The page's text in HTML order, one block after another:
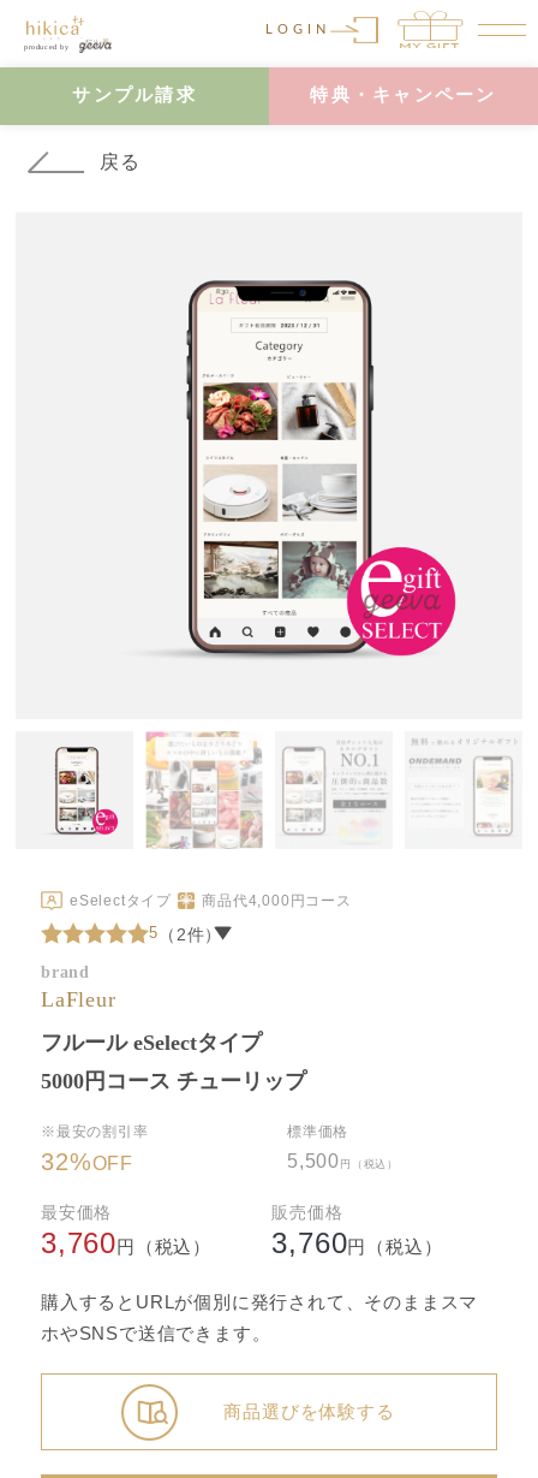
LOGIN
サンプル請求 特典・キャンペーン
戻る
eSelectタイプ 商品代4,000 円コース
brand
LaFleur
5 （2件）
フルール eSelectタイプ
5000円コース チューリップ
※最安の割引率
32%OFF
標準価格
5,500 円（税込）
最安価格
3,760円（税込）
販売価格
3,760円（税込）
商品選びを体験する
購入するとURLが個別に発行されて、そのままスマ
ホやSNSで送信できます。